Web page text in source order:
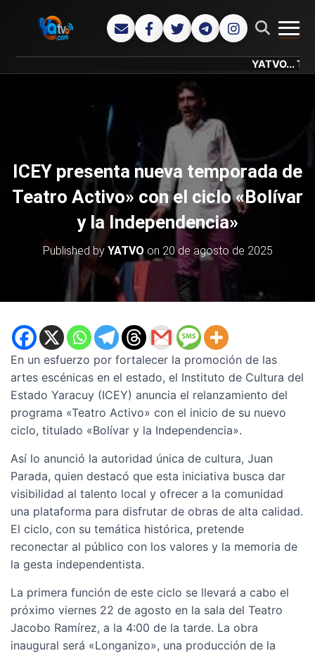
YATVO... Tu
ICEY presenta nueva temporada de
Teatro Activo» con el ciclo «Bolívar
y la Independencia»
Published by YATVO on 20 de agosto de 2025
En un esfuerzo por fortalecer la promoción de las
artes escénicas en el estado, el Instituto de Cultura del
Estado Yaracuy (ICEY) anuncia el relanzamiento del
programa «Teatro Activo» con el inicio de su nuevo
ciclo, titulado «Bolívar y la Independencia».
Así lo anunció la autoridad única de cultura, Juan
Parada, quien destacó que esta iniciativa busca dar
visibilidad al talento local y ofrecer a la comunidad
una plataforma para disfrutar de obras de alta calidad.
El ciclo, con su temática histórica, pretende
reconectar al público con los valores y la memoria de
la gesta independentista.
La primera función de este ciclo se llevará a cabo el
próximo viernes 22 de agosto en la sala del Teatro
Jacobo Ramírez, a la 4:00 de la tarde. La obra
inaugural será «Longanizo», una producción de la